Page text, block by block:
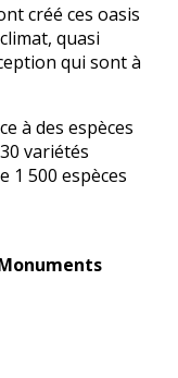
créé ces oasis
quasi
qui sont à
à des espèces
variétés
1 500 espèces